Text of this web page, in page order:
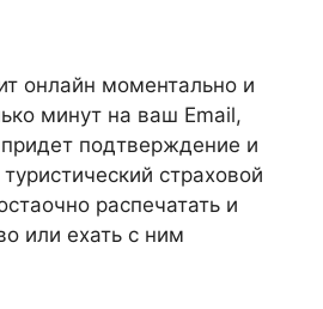
онлайн моментально и
минут на ваш Email,
подтверждение и
страховой
распечатать и
или ехать с ним